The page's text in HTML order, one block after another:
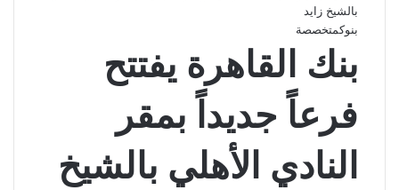
بالشيخ زايد
بنوكمتخصصة
بنك القاهرة يفتتح
فرعاً جديداً بمقر
النادي الأهلي بالشيخ